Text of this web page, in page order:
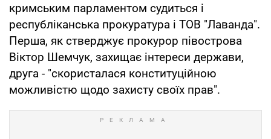
кримським парламентом судиться і
республіканська прокуратура і ТОВ "Лаванда".
Перша, як стверджує прокурор півострова
Віктор Шемчук, захищає інтереси держави,
друга - "скористалася конституційною
можливістю щодо захисту своїх прав".